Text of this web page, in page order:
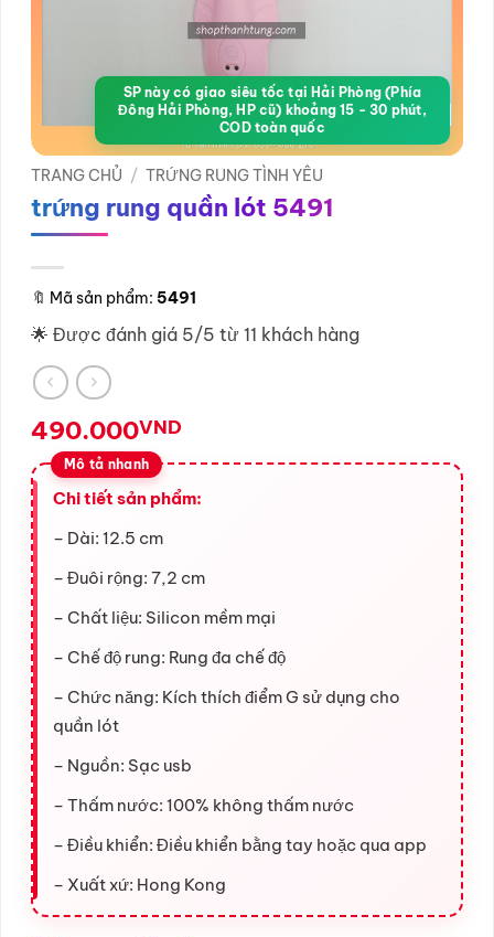
SP này có giao siêu tốc tại Hải Phòng (Phía
Đông Hải Phòng, HP cũ) khoảng 15 - 30 phút,
COD toàn quốc
TRANG CHỦ / TRỨNG RUNG TÌNH YÊU
trứng rung quần lót 5491
🔖 Mã sản phẩm: 5491
🌟 Được đánh giá 5/5 từ 11 khách hàng
490.000VND
Chi tiết sản phẩm:
– Dài: 12.5 cm
– Đuôi rộng: 7,2 cm
– Chất liệu: Silicon mềm mại
– Chế độ rung: Rung đa chế độ
– Chức năng: Kích thích điểm G sử dụng cho
quần lót
– Nguồn: Sạc usb
– Thấm nước: 100% không thấm nước
– Điều khiển: Điều khiển bằng tay hoặc qua app
– Xuất xứ: Hong Kong